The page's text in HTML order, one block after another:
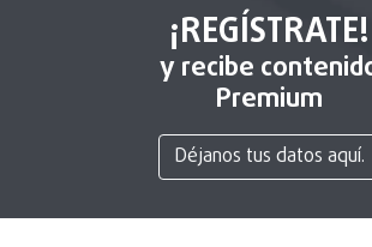
¡REGÍSTRATE!
y recibe
Premium
Déjanos tus datos aquí.